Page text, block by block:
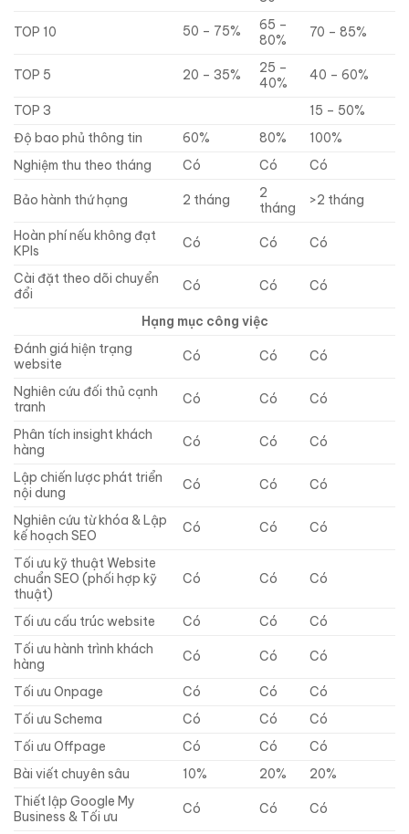
TOP 10 50 – 75%
65 –
80%
70 – 85%
TOP 5 20 – 35%
25 –
40%
40 – 60%
TOP 3
15 – 50%
Độ bao phủ thông tin
60% 80%
100%
Nghiệm thu theo tháng
Có Có Có
Bảo hành thứ hạng 2 tháng
2
tháng
>2 tháng
Hoàn phí nếu không đạt
KPIs
Có Có Có
Cài đặt theo dõi chuyển
đổi
Có Có Có
Hạng mục công việc
Đánh giá hiện trạng
website
Có Có Có
Nghiên cứu đối thủ cạnh
tranh
Có Có Có
Phân tích insight khách
hàng
Có Có Có
Lập chiến lược phát triển
nội dung
Có Có Có
Nghiên cứu từ khóa & Lập
kế hoạch SEO
Có Có Có
Tối ưu kỹ thuật Website
chuẩn SEO (phối hợp kỹ
thuật)
Có Có Có
Tối ưu cấu trúc website Có Có
Có
Tối ưu hành trình khách
hàng
Có Có Có
Tối ưu Onpage Có Có
Có
Tối ưu Schema
Có Có
Có
Tối ưu Offpage
Có Có
Có
Bài viết chuyên sâu
10% 20%
20%
Thiết lập Google My
Business & Tối ưu
Có Có Có